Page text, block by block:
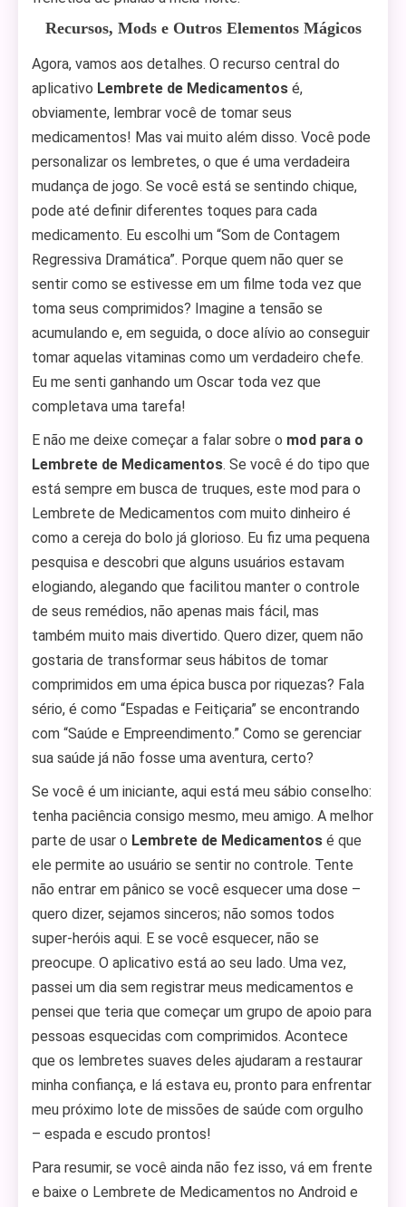
Recursos, Mods e Outros Elementos Mágicos
Agora, vamos aos detalhes. O recurso central do
aplicativo Lembrete de Medicamentos é,
obviamente, lembrar você de tomar seus
medicamentos! Mas vai muito além disso. Você pode
personalizar os lembretes, o que é uma verdadeira
mudança de jogo. Se você está se sentindo chique,
pode até definir diferentes toques para cada
medicamento. Eu escolhi um “Som de Contagem
Regressiva Dramática”. Porque quem não quer se
sentir como se estivesse em um filme toda vez que
toma seus comprimidos? Imagine a tensão se
acumulando e, em seguida, o doce alívio ao conseguir
tomar aquelas vitaminas como um verdadeiro chefe.
Eu me senti ganhando um Oscar toda vez que
completava uma tarefa!
E não me deixe começar a falar sobre o mod para o
Lembrete de Medicamentos. Se você é do tipo que
está sempre em busca de truques, este mod para o
Lembrete de Medicamentos com muito dinheiro é
como a cereja do bolo já glorioso. Eu fiz uma pequena
pesquisa e descobri que alguns usuários estavam
elogiando, alegando que facilitou manter o controle
de seus remédios, não apenas mais fácil, mas
também muito mais divertido. Quero dizer, quem não
gostaria de transformar seus hábitos de tomar
comprimidos em uma épica busca por riquezas? Fala
sério, é como “Espadas e Feitiçaria” se encontrando
com “Saúde e Empreendimento.” Como se gerenciar
sua saúde já não fosse uma aventura, certo?
Se você é um iniciante, aqui está meu sábio conselho:
tenha paciência consigo mesmo, meu amigo. A melhor
parte de usar o Lembrete de Medicamentos é que
ele permite ao usuário se sentir no controle. Tente
não entrar em pânico se você esquecer uma dose –
quero dizer, sejamos sinceros; não somos todos
super-heróis aqui. E se você esquecer, não se
preocupe. O aplicativo está ao seu lado. Uma vez,
passei um dia sem registrar meus medicamentos e
pensei que teria que começar um grupo de apoio para
pessoas esquecidas com comprimidos. Acontece
que os lembretes suaves deles ajudaram a restaurar
minha confiança, e lá estava eu, pronto para enfrentar
meu próximo lote de missões de saúde com orgulho
– espada e escudo prontos!
Para resumir, se você ainda não fez isso, vá em frente
e baixe o Lembrete de Medicamentos no Android e